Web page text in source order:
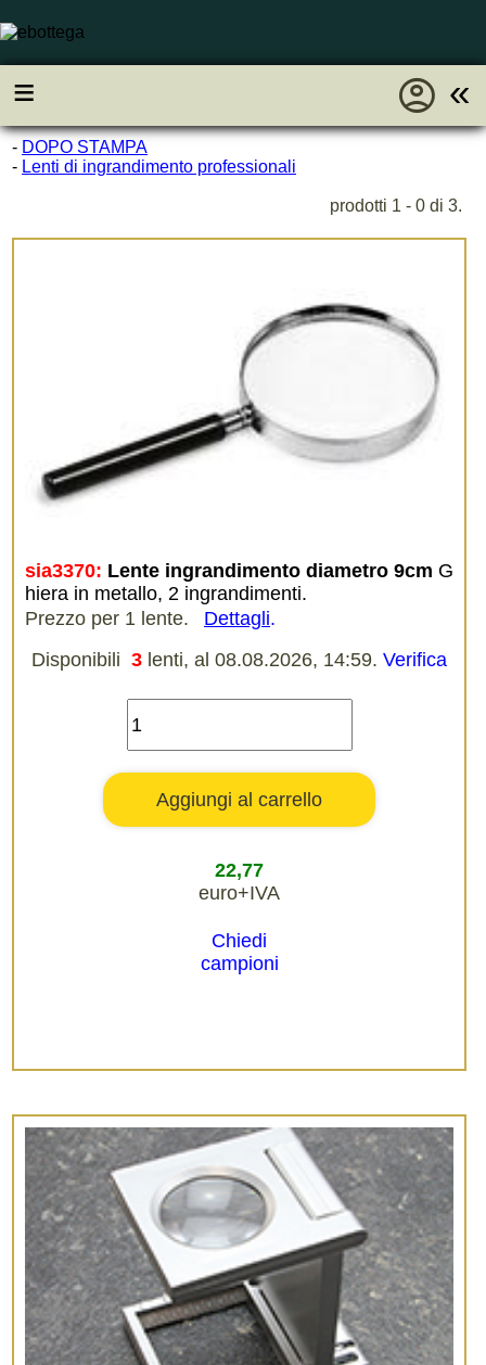
≡ «
account_circle
- DOPO STAMPA
- Lenti di ingrandimento professionali
prodotti 1 - 0 di 3.
sia3370: Lente ingrandimento diametro 9cm G
hiera in metallo, 2 ingrandimenti.
Prezzo per 1 lente.
Dettagli.
Disponibili 3 lenti, al 08.08.2026, 14:59. Verifica
22,77
euro+IVA
Chiedi
campioni